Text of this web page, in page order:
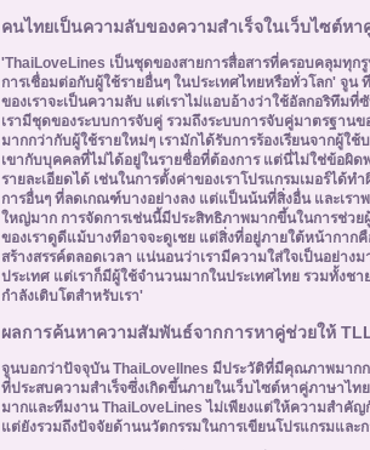
คนไทยเป็นความลับของความสำเร็จในเว็บไซต์หา
'ThaiLoveLines เป็นชุดของสายการสื่อสารที่ครอบคลุมทุ
การเชื่อมต่อกับผู้ใช้รายอื่นๆ ในประเทศไทยหรือทั่วโลก' จูน
ของเราจะเป็นความลับ แต่เราไม่แอบอ้างว่าใช้อัลกอริทึมที่
เรามีชุดของระบบการจับคู่ รวมถึงระบบการจับคู่มาตรฐานข
มากกว่ากับผู้ใช้รายใหม่ๆ เรามักได้รับการร้องเรียนจากผู้ใ
เขากับบุคคลที่ไม่ได้อยู่ในรายชื่อที่ต้องการ แต่นี่ไม่ใช่ข้อผิ
รายละเอียดได้ เช่นในการตั้งค่าของเราโปรแกรมเมอร์ได้
การอื่นๆ ที่ลดเกณฑ์บางอย่างลง แต่แป็นน้นที่สิ่งอื่น และเร
ใหญ่มาก การจัดการเช่นนี้มีประสิทธิภาพมากขึ้นในการช่วย
ของเราดูดีแม้บางทีอาจจะดูเชย แต่สิ่งที่อยู่ภายใต้หน้ากาก
สร้างสรรค์ตลอดเวลา แน่นอนว่าเรามีความใส่ใจเป็นอย่าง
ประเทศ แต่เราก็มีผู้ใช้จำนวนมากในประเทศไทย รวมทั้งช
กำลังเติบโตสำหรับเรา'
ผลการค้นหาความสัมพันธ์จากการหาคู่ช่วยให้
จูนบอกว่าปัจจุบัน ThaiLovelInes มีประวัติที่มีคุณภาพมากก
ที่ประสบความสำเร็จซึ่งเกิดขึ้นภายในเว็บไซต์หาคู่ภาษาไ
มากและทีมงาน ThaiLoveLines ไม่เพียงแต่ให้ความสำคัญ
แต่ยังรวมถึงปัจจัยด้านนวัตกรรมในการเขียนโปรแกรมและ